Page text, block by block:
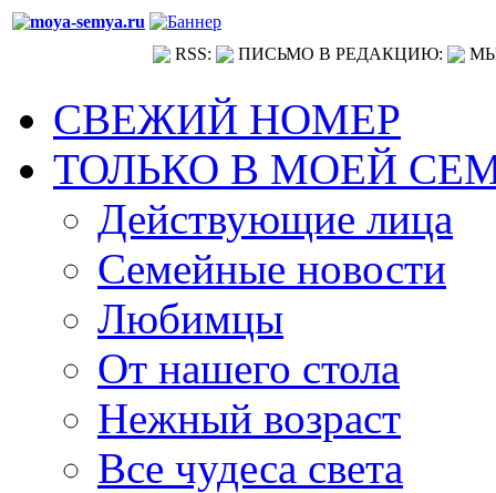
RSS: ПИСЬМО В РЕДАКЦИЮ:
СВЕЖИЙ НОМЕР
ТОЛЬКО В МОЕЙ
Действующие лица
Семейные новости
Любимцы
От нашего стола
Нежный возраст
Все чудеса света